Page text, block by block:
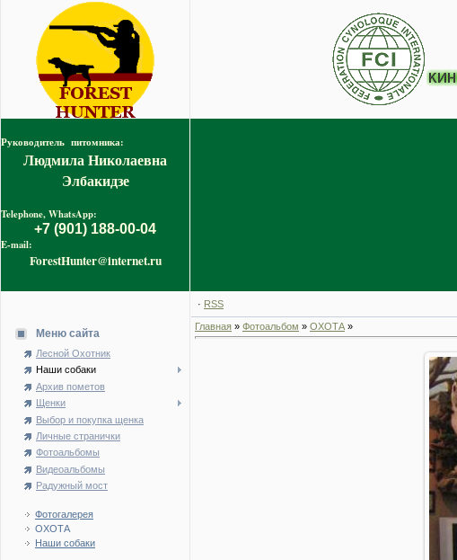
Руководитель питомника:
Людмила Николаевна
Элбакидзе
Telephone, WhatsApp:
+7 (901) 188-00-04
E-mail:
ForestHunter@internet.ru
Меню сайта
Лесной Охотник
Наши собаки
Архив пометов
Щенки
Выбор и покупка щенка
Личные странички
Фотоальбомы
Видеоальбомы
Радужный мост
Фотогалерея
ОХОТА
Наши собаки
· RSS
Главная » Фотоальбом » ОХОТА »